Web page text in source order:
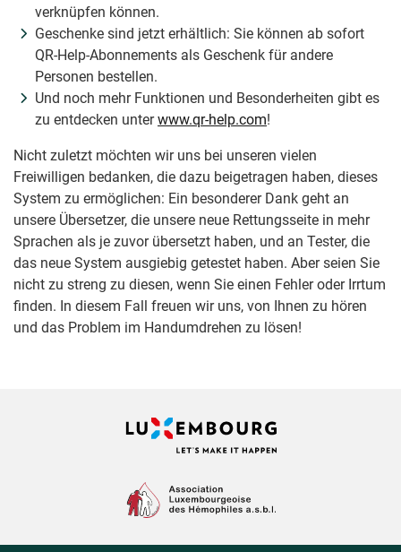
verknüpfen können.
Geschenke sind jetzt erhältlich: Sie können ab sofort
QR-Help-Abonnements als Geschenk für andere
Personen bestellen.
Und noch mehr Funktionen und Besonderheiten gibt es
zu entdecken unterwww.qr-help.com!
Nicht zuletzt möchten wir uns bei unseren vielen
Freiwilligen bedanken, die dazu beigetragen haben, dieses
System zu ermöglichen: Ein besonderer Dank geht an
unsere Übersetzer, die unsere neue Rettungsseite in mehr
Sprachen als je zuvor übersetzt haben, und an Tester, die
das neue System ausgiebig getestet haben. Aber seien Sie
nicht zu streng zu diesen, wenn Sie einen Fehler oder Irrtum
finden. In diesem Fall freuen wir uns, von Ihnen zu hören
und das Problem im Handumdrehen zu lösen!